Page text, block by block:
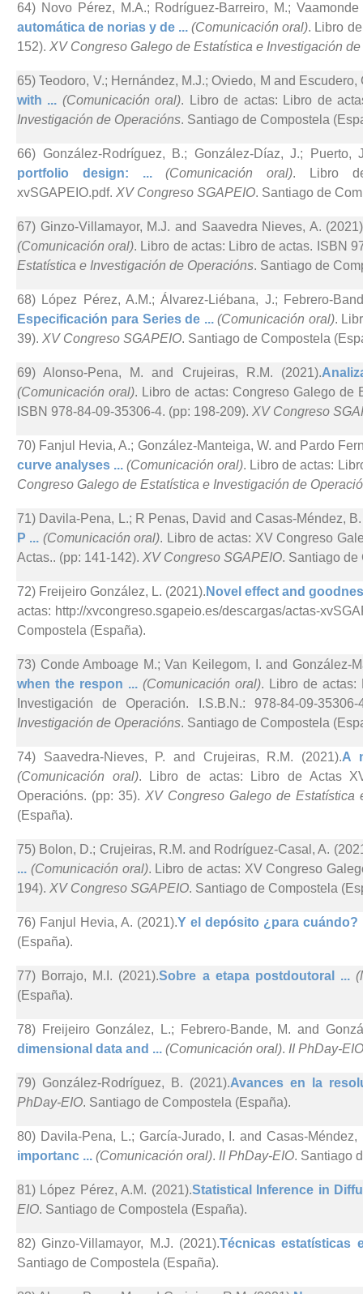
64) Novo Pérez, M.A.; Rodríguez-Barreiro, M.;
automática de norias y de ...(Comunicación oral). Libro
152). XV Congreso Galego de Estatística e Investigación
65) Teodoro, V.; Hernández, M.J.; Oviedo, M and Escudero,
with ... (Comunicación oral). Libro de actas: Libro de
Investigación de Operacións. Santiago de Compostela
66) González-Rodríguez, B.; González-Díaz, J.;
portfolio design: ...(Comunicación oral). Libro de
xvSGAPEIO.pdf. XV Congreso SGAPEIO. Santiago de
67) Ginzo-Villamayor, M.J. and Saavedra Nieves, A.
(Comunicación oral). Libro de actas: Libro de actas. ISBN
Estatística e Investigación de Operacións. Santiago de
68) López Pérez, A.M.; Álvarez-Liébana, J.; Febrero-
Especificación para Series de ...(Comunicación oral).
39). XV Congreso SGAPEIO. Santiago de Compostela
69) Alonso-Pena, M. and Crujeiras, R.M. (2021).
(Comunicación oral). Libro de actas: Congreso Galego de
ISBN 978-84-09-35306-4. (pp: 198-209). XV Congreso
70) Fanjul Hevia, A.; González-Manteiga, W. and Pardo
curve analyses ...(Comunicación oral). Libro de actas:
Congreso Galego de Estatística e Investigación de
71) Davila-Pena, L.; R Penas, David and Casas-Méndez,
P ... (Comunicación oral). Libro de actas: XV Congreso
Actas.. (pp: 141-142). XV Congreso SGAPEIO. Santiago de
72) Freijeiro González, L. (2021). Novel effect and
actas: http://xvcongreso.sgapeio.es/descargas/actas-
Compostela (España).
73) Conde Amboage M.; Van Keilegom, I. and González-
when the respon ... (Comunicación oral). Libro de actas:
Investigación de Operación. I.S.B.N.: 978-84-09-
Investigación de Operacións. Santiago de Compostela
74) Saavedra-Nieves, P. and Crujeiras, R.M. (2021).A
(Comunicación oral). Libro de actas: Libro de Actas
Operacións. (pp: 35). XV Congreso Galego de Estatística
(España).
75) Bolon, D.; Crujeiras, R.M. and Rodríguez-Casal, A.
... (Comunicación oral). Libro de actas: XV Congreso
194). XV Congreso SGAPEIO. Santiago de Compostela
76) Fanjul Hevia, A. (2021).Y el depósito ¿para cuándo?
(España).
77) Borrajo, M.I. (2021).Sobre a etapa postdoutoral ...
(España).
78) Freijeiro González, L.; Febrero-Bande, M. and
dimensional data and ... (Comunicación oral). II PhDay-EIO
79) González-Rodríguez, B. (2021).Avances en la
PhDay-EIO. Santiago de Compostela (España).
80) Davila-Pena, L.; García-Jurado, I. and Casas-Méndez,
importanc ... (Comunicación oral). II PhDay-EIO. Santiago
81) López Pérez, A.M. (2021).Statistical Inference in
EIO. Santiago de Compostela (España).
82) Ginzo-Villamayor, M.J. (2021).Técnicas estatísticas
Santiago de Compostela (España).